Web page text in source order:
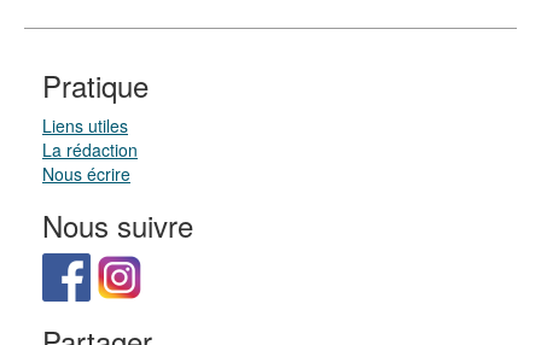
Pratique
Liens utiles
La rédaction
Nous écrire
Nous suivre